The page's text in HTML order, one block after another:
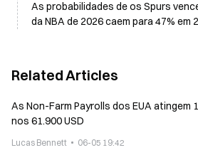
As probabilidades de os Spurs
da NBA de 2026 caem para 47% em
Related Articles
As Non-Farm Payrolls dos EUA atingem
nos 61.900 USD
Lucas Bennett 06-05 19:42